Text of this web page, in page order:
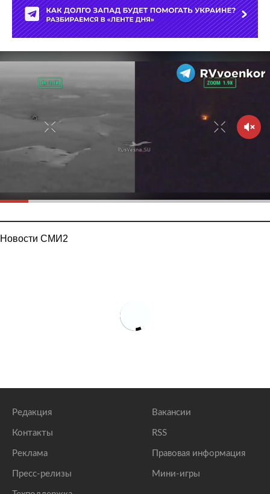
Новости СМИ2
Редакция
Контакты
Реклама
Пресс-релизы
Вакансии
RSS
Правовая информация
Мини-игры